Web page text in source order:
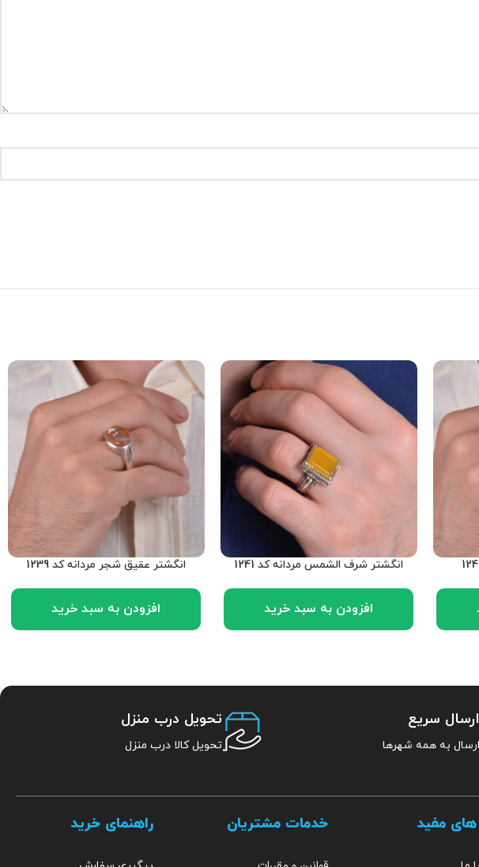
انگشتر شرف الشمس مردانه کد 1241
افزودن به سبد خرید
انگشتر عقیق شجر مردانه کد 1239
افزودن به سبد خرید
ارسال سریع
ارسال به همه شهرها
تحویل درب منزل
تحویل کالا درب منزل
مفید خدمات مشتریان راهنمای خرید